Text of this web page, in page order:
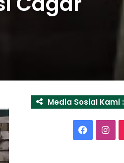
Media Sosial Kami :